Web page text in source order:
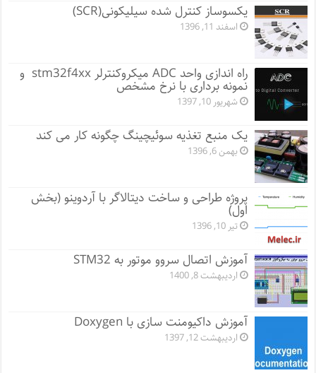
یکسوساز کنترل شده سیلیکونی(SCR)
اسفند 11, 1396
راه اندازی واحد ADC میکروکنترلر stm32f4xx و
نمونه برداری با نرخ مشخص
شهریور 10, 1397
یک منبع تغذیه سوئیچینگ چگونه کار می کند
بهمن 6, 1396
پروژه طراحی و ساخت دیتالاگر با آردوینو (بخش
اول)
تیر 10, 1396
آموزش اتصال سروو موتور به STM32
اردیبهشت 8, 1400
آموزش داکیومنت سازی با Doxygen
اردیبهشت 12, 1397